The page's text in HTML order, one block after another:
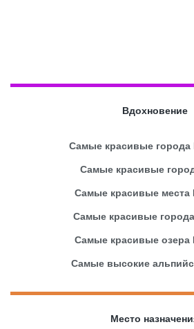
Вдохновение
Самые красивые города
Самые красивые
Самые красивые места
Самые красивые
Самые красивые озера
Самые высокие
Место